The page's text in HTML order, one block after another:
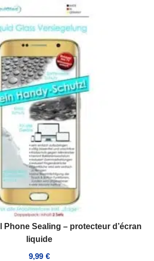
Phone Sealing – protecteur d’écran
liquide
9,99 €